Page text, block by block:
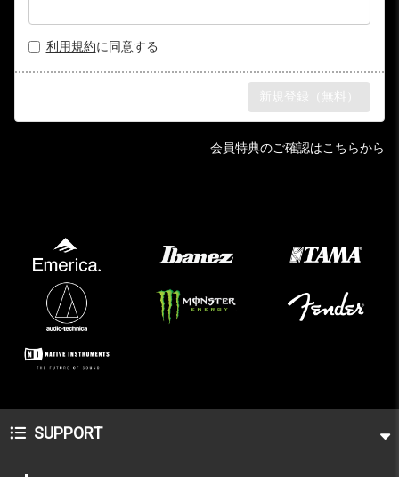
利用規約に同意する
会員特典のご確認はこちらから
SUPPORT